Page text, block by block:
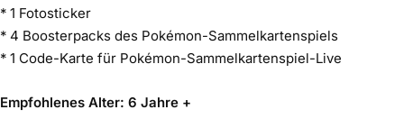
* 1 Fotosticker
* 4 Boosterpacks des Pokémon-Sammelkartenspiels
* 1 Code-Karte für Pokémon-Sammelkartenspiel-Live
Empfohlenes Alter: 6 Jahre +